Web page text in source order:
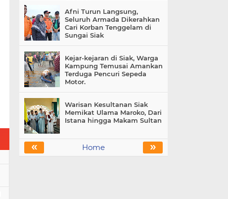
Afni Turun Langsung,
Seluruh Armada Dikerahkan
Cari Korban Tenggelam di
Sungai Siak
Kejar-kejaran di Siak, Warga
Kampung Temusai Amankan
Terduga Pencuri Sepeda
Motor.
Warisan Kesultanan Siak
Memikat Ulama Maroko, Dari
Istana hingga Makam Sultan
« »
Home